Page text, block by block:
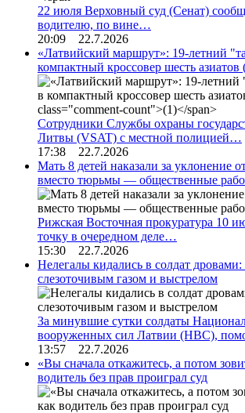
22 июля Верховный суд (Сенат)
водителю, по вине…
20:09 22.7.2026
«Латвийский маршрут»: 19-летний
компактный кроссовер шесть азиатов
Сотрудники Службы охраны
Литвы (VSAT) с местной полицией…
17:38 22.7.2026
Мать 8 детей наказали за уклонение
вместо тюрьмы — общественные
Рижская Восточная прокуратура 10
точку в очередном деле…
15:30 22.7.2026
Нелегалы кидались в солдат
слезоточивым газом и выстрелом
За минувшие сутки солдаты
вооруженных сил Латвии (НВС),
13:57 22.7.2026
«Вы сначала откажитесь, а потом
водитель без прав проиграл суд